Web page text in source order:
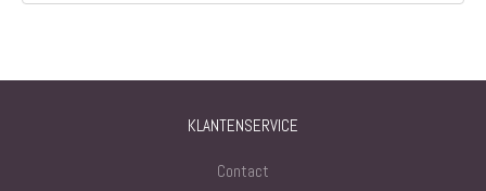
KLANTENSERVICE
Contact